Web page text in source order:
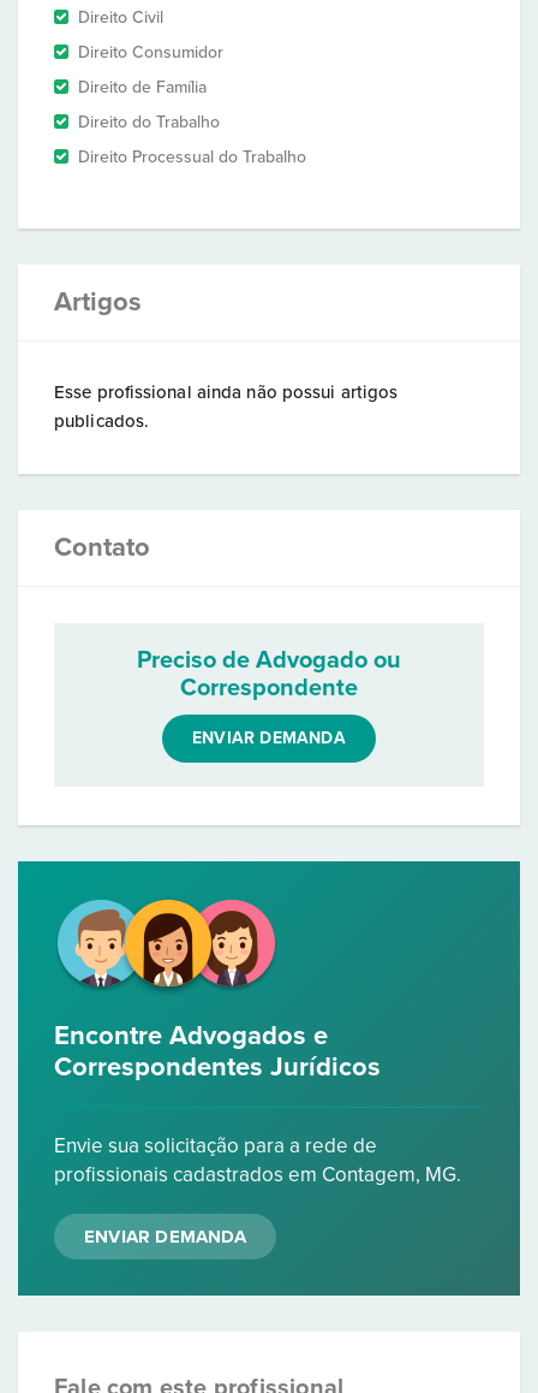
Direito Civil
Direito Consumidor
Direito de Família
Direito do Trabalho
Direito Processual do Trabalho
Artigos
Esse profissional ainda não possui artigos
publicados.
Contato
Preciso de Advogado ou
Correspondente
ENVIAR DEMANDA
Encontre Advogados e
Correspondentes Jurídicos
Envie sua solicitação para a rede de
profissionais cadastrados em Contagem, MG.
ENVIAR DEMANDA